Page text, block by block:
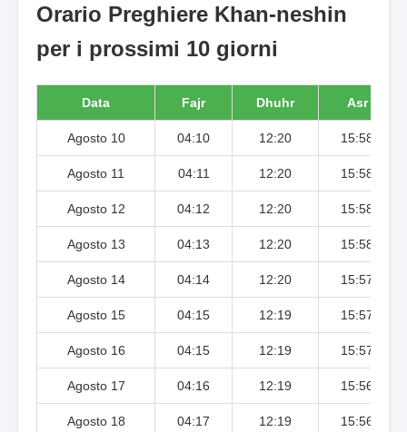
Orario Preghiere Khan-neshin
per i prossimi 10 giorni
Data Fajr Dhuhr Asr
Agosto 10 04:10 12:20 15:58
Agosto 11 04:11 12:20 15:58
Agosto 12 04:12 12:20 15:58
Agosto 13 04:13 12:20 15:58
Agosto 14 04:14 12:20 15:57
Agosto 15 04:15 12:19 15:57
Agosto 16 04:15 12:19 15:57
Agosto 17 04:16 12:19 15:56
Agosto 18 04:17 12:19 15:56